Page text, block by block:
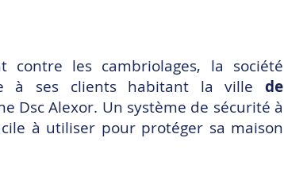
contre les cambriolages, la société
à ses clients habitant la ville de
Dsc Alexor. Un système de sécurité à
à utiliser pour protéger sa maison